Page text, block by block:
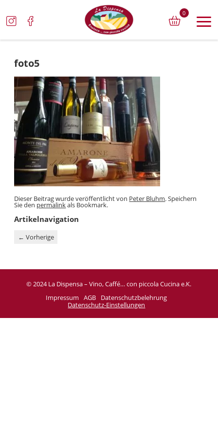
0
foto5
Dieser Beitrag wurde veröffentlicht von Peter Bluhm. Speichern
Sie den permalinkals Bookmark.
Artikelnavigation
← Vorherige
© 2024 La Dispensa – Vino, Caffé… con piccola Cucina e.K.
Impressum
AGB
Datenschutzbelehrung
Datenschutz-Einstellungen